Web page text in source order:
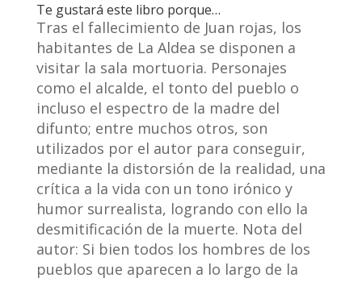
Te gustará este libro porque…
Tras el fallecimiento de Juan rojas, los
habitantes de La Aldea se disponen a
visitar la sala mortuoria. Personajes
como el alcalde, el tonto del pueblo o
incluso el espectro de la madre del
difunto; entre muchos otros, son
utilizados por el autor para conseguir,
mediante la distorsión de la realidad, una
crítica a la vida con un tono irónico y
humor surrealista, logrando con ello la
desmitificación de la muerte. Nota del
autor: Si bien todos los hombres de los
pueblos que aparecen a lo largo de la